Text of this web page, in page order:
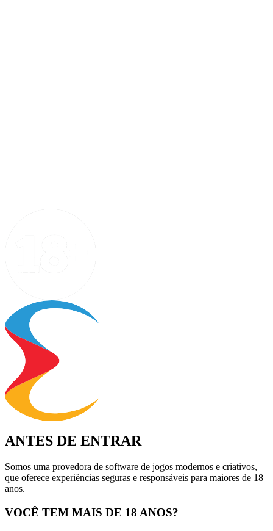
ANTES DE ENTRAR
Somos uma provedora de software de jogos modernos e criativos,
que oferece experiências seguras e responsáveis para maiores de 18
anos.
VOCÊ TEM MAIS DE 18 ANOS?